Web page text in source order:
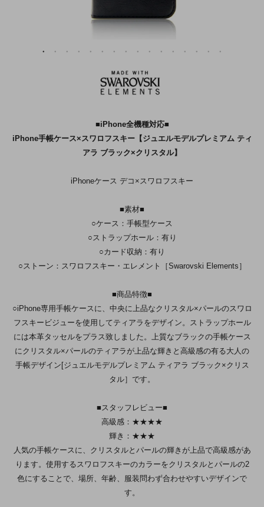
■iPhone全機種対応■
iPhone手帳ケース×スワロフスキー【ジュエルモデルプレミアム ティ
アラ ブラック×クリスタル】
iPhoneケース デコ×スワロフスキー
■素材■
○ケース：手帳型ケース
○ストラップホール：有り
○カード収納：有り
○ストーン：スワロフスキー・エレメント［Swarovski Elements］
■商品特徴■
○iPhone専用手帳ケースに、中央に上品なクリスタル×パールのスワロ
フスキービジューを使用してティアラをデザイン。ストラップホール
には本革タッセルをプラス致しました。上質なブラックの手帳ケース
にクリスタル×パールのティアラが上品な輝きと高級感の有る大人の
手帳デザイン[ジュエルモデルプレミアム ティアラ ブラック×クリス
タル］です。
■スタッフレビュー■
高級感：★★★★
輝き：★★★
人気の手帳ケースに、クリスタルとパールの輝きが上品で高級感があ
ります。使用するスワロフスキーのカラーをクリスタルとパールの2
色にすることで、場所、年齢、服装問わず合わせやすいデザインで
す。